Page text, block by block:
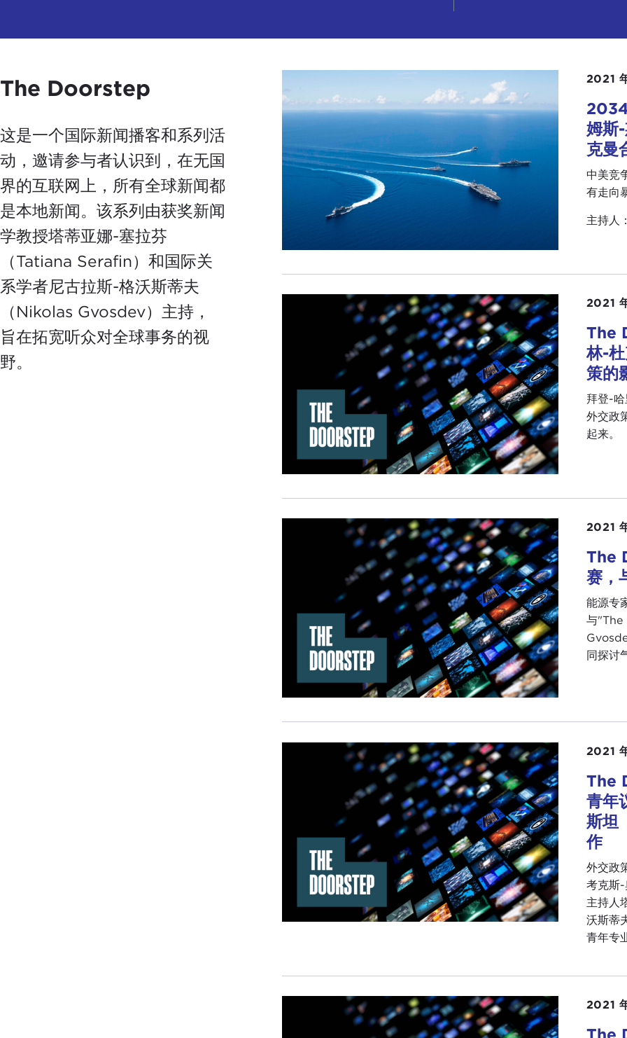
The Doorstep
这是一个国际新闻播客和系列活
动，邀请参与者认识到，在无国
界的互联网上，所有全球新闻都
是本地新闻。该系列由获奖新闻
学教授塔蒂亚娜-塞拉芬
（Tatiana Serafin）和国际关
系学者尼古拉斯-格沃斯蒂夫
（Nikolas Gvosdev）主持，
旨在拓宽听众对全球事务的视
野。
2021
姆斯
克曼
中美竞
有走向
主持人
2021
The
林-
策的
拜登-
外交政
起来。
2021
The
赛，
能源专
与"The
同探讨
2021
The
青年
斯坦
作
外交政
考克斯
主持人
沃斯蒂
青年专
2021
The